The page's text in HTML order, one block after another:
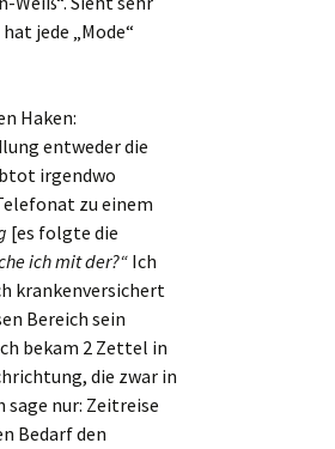
jede „Mode“
Haken:
entweder die
irgendwo
zu einem
[es folgte die
ich mit der?“ Ich
krankenversichert
Bereich sein
bekam 2 Zettel in
die zwar in
nur: Zeitreise
Bedarf den